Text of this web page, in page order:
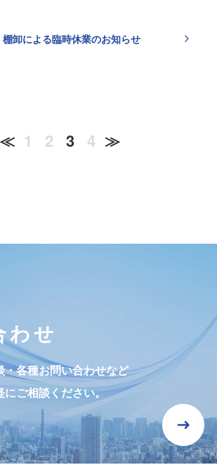
棚卸による臨時休業のお知らせ
≪ 1 2 3 4 ≫
わせ
・各種お問い合わせなど
にご相談ください。